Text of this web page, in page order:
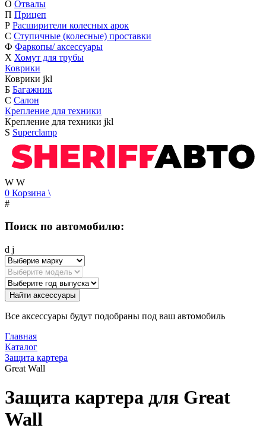
О Отвалы
П Прицеп
Р Расширители колесных арок
С Ступичные (колесные) проставки
Ф Фаркопы/ аксессуары
Х Хомут для трубы
Коврики
Коврики jkl
Б Багажник
С Салон
Крепление для техники
Крепление для техники jkl
S Superclamp
W W
0 Корзина \
#
Поиск по автомобилю:
d j
Найти аксессуары
Все аксессуары будут подобраны под ваш автомобиль
Главная
Каталог
Защита картера
Great Wall
Защита картера для Great
Wall